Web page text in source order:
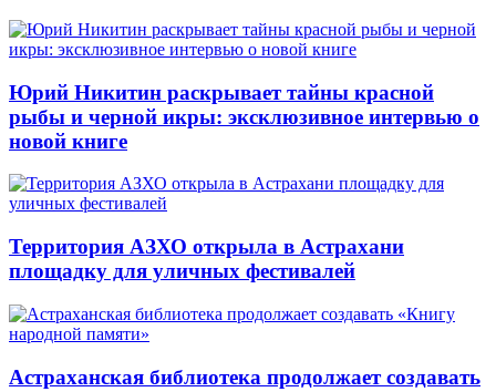
Юрий Никитин раскрывает тайны красной
рыбы и черной икры: эксклюзивное интервью о
новой книге
Территория АЗХО открыла в Астрахани
площадку для уличных фестивалей
Астраханская библиотека продолжает создавать